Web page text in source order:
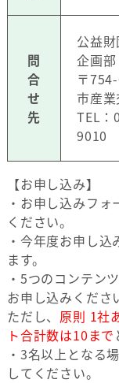
問
合
せ
先
公益
企画部
〒
市産
TEL
9010
【お申し込み】
・お申し込みフ
ください。
・今年度お申し込
ます。
・5つのコンテン
お申し込みくださ
ただし、 原則 1社
ト合計数は10まで
・3名以上となる
してください。